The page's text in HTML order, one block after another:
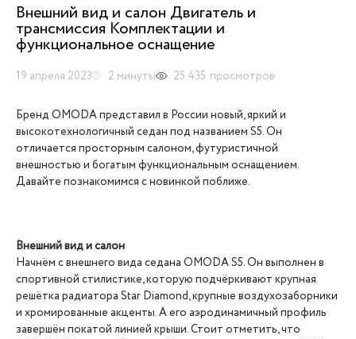
Внешний вид и салон Двигатель и
трансмиссия Комплектации и
функциональное оснащение
19 апреля 2023 2 минуты 25 435 просмотров
Бренд OMODA представил в России новый, яркий и
высокотехнологичный седан под названием S5. Он
отличается просторным салоном, футуристичной
внешностью и богатым функциональным оснащением.
Давайте познакомимся с новинкой поближе.
Внешний вид и салон
Начнём с внешнего вида седана OMODA S5. Он выполнен в
спортивной стилистике, которую подчёркивают крупная
решётка радиатора Star Diamond, крупные воздухозаборники
и хромированные акценты. А его аэродинамичный профиль
завершён покатой линией крыши. Стоит отметить, что